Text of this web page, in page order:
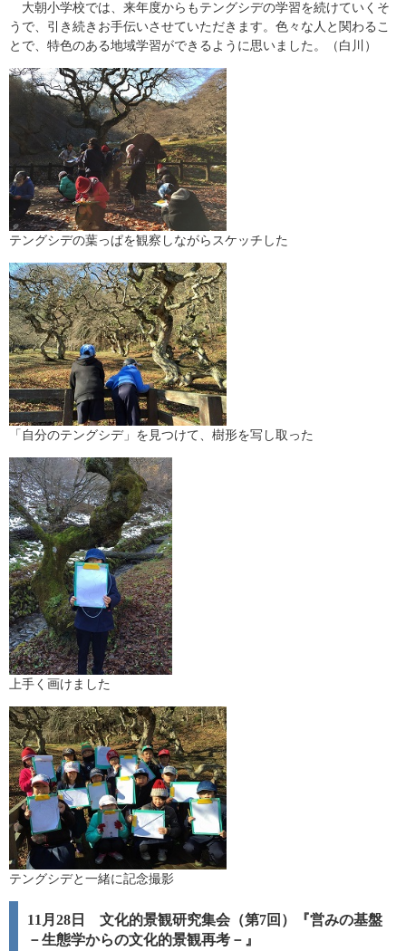
大朝小学校では、来年度からもテングシデの学習を続けていくそ
うで、引き続きお手伝いさせていただきます。色々な人と関わるこ
とで、特色のある地域学習ができるように思いました。（白川）
テングシデの葉っぱを観察しながらスケッチした
「自分のテングシデ」を見つけて、樹形を写し取った
上手く画けました
テングシデと一緒に記念撮影
11月28日 文化的景観研究集会（第7回）『営みの基盤
－生態学からの文化的景観再考－』